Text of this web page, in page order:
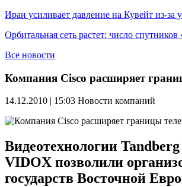
Иран усиливает давление на Кувейт из-за
Орбитальная сеть растет: число
Все новости
Компания Cisco расширяет
14.12.2010 | 15:03 Новости компаний
Видеотехнологии
VIDOX позволили
государств Восточной